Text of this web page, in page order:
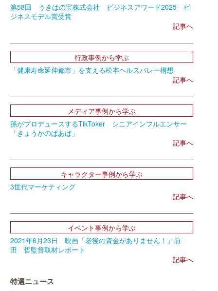
第58回 うきはの宝株式会社 ビジネスアワード2025 ビ
ジネスモデル賞受賞
記事へ
行政事例から学ぶ
「健康寿命延伸都市」を支える松本ヘルスバレー構想
記事へ
メディア事例から学ぶ
孫がプロデュースするTikToker シニアインフルエンサー
「きょうかのばあば」
記事へ
キャラクター事例から学ぶ
3世代マーケティング
記事へ
イベント事例から学ぶ
2021年6月23日 映画「老後の資金がありません！」前
田 哲監督取材レポート
記事へ
特選ニュース